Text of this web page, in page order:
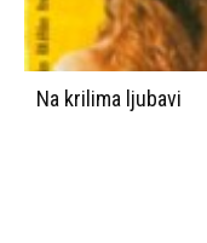
Na krilima ljubavi